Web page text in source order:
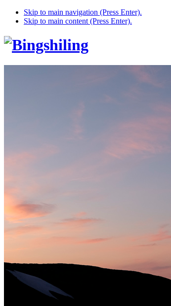
Skip to main navigation (Press Enter).
Skip to main content (Press Enter).